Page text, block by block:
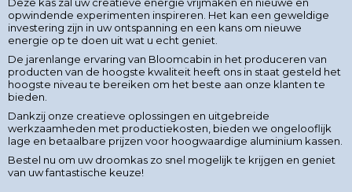
Deze kas zal uw creatieve energie vrijmaken en nieuwe en
opwindende experimenten inspireren. Het kan een geweldige
investering zijn in uw ontspanning en een kans om nieuwe
energie op te doen uit wat u echt geniet.
De jarenlange ervaring van Bloomcabin in het produceren van
producten van de hoogste kwaliteit heeft ons in staat gesteld het
hoogste niveau te bereiken om het beste aan onze klanten te
bieden.
Dankzij onze creatieve oplossingen en uitgebreide
werkzaamheden met productiekosten, bieden we ongelooflijk
lage en betaalbare prijzen voor hoogwaardige aluminium kassen.
Bestel nu om uw droomkas zo snel mogelijk te krijgen en geniet
van uw fantastische keuze!